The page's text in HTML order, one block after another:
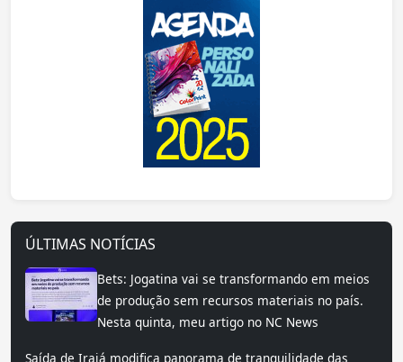
ÚLTIMAS NOTÍCIAS
Bets: Jogatina vai se transformando em meios
de produção sem recursos materiais no país.
Nesta quinta, meu artigo no NC News
Saída de Irajá modifica panorama de tranquilidade das